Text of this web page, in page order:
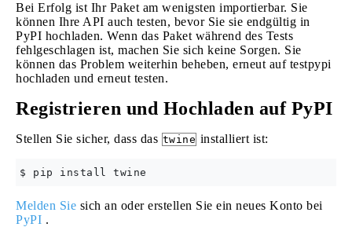
Bei Erfolg ist Ihr Paket am wenigsten importierbar. Sie
können Ihre API auch testen, bevor Sie sie endgültig in
PyPI hochladen. Wenn das Paket während des Tests
fehlgeschlagen ist, machen Sie sich keine Sorgen. Sie
können das Problem weiterhin beheben, erneut auf testpypi
hochladen und erneut testen.
Registrieren und Hochladen auf PyPI
Stellen Sie sicher, dass das twine installiert ist:
Melden Sie sich an oder erstellen Sie ein neues Konto bei
PyPI .